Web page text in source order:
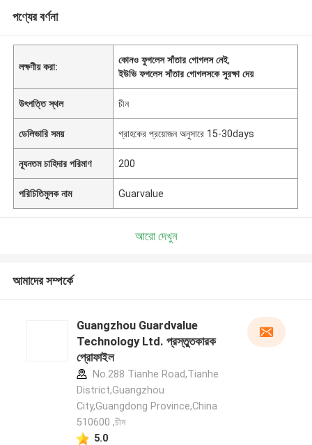
পণ্যের বর্ণনা
লক্ষণীয় করা:
কোনও ফুগলেস সাঁতার গোগলস নেই,
ইউভি ফগলেস সাঁতার গোগলসকে সুরক্ষা দেয়
উৎপত্তি স্থল চীন
ডেলিভারি সময় গ্রাহকের প্রয়োজন অনুসারে 15-30days
ন্যূনতম চাহিদার পরিমাণ 200
পরিচিতিমুলক নাম Guarvalue
আরো দেখুন
আমাদের সম্পর্কে
Guangzhou Guardvalue
Technology Ltd. প্রস্তুতকারক
প্রোফাইল
No.288 Tianhe Road,Tianhe
District,Guangzhou
City,Guangdong Province,China
510600 ,চীন
5.0